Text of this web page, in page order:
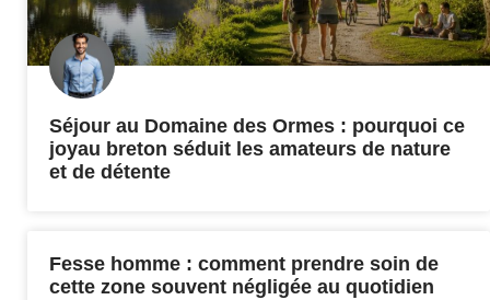
Séjour au Domaine des Ormes : pourquoi ce
joyau breton séduit les amateurs de nature
et de détente
Fesse homme : comment prendre soin de
cette zone souvent négligée au quotidien